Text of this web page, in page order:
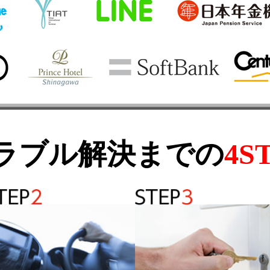
ブル解決までの